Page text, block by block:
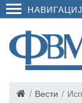
Вести